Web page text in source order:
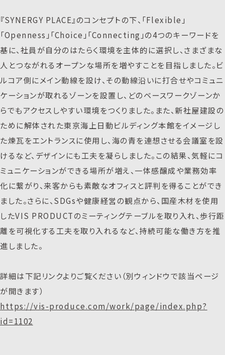
『SYNERGY PLACE』のコンセプトの下、「Flexible」
「Openness」「Choice」「Connecting」の4つのキーワードを
基に、社員が自分のはたらく環境を主体的に選択し、さまざまな
人とつながれるオープンな場所を増やすことを目指しました。ビ
ルコア側にメイン動線を設け、その動線沿いに打合せやコミュニ
ケーションが取れるゾーンを設置し、どのベースワークゾーンか
らでもアクセスしやすい環境をつくりました。また、新社屋建設の
ために解体された東京海上日動ビルディング本館をイメージし
た煉瓦をエントランスに使用し、海の青を連想させる会議室を設
けるなど、デザインにも工夫を凝らしました。この結果、気軽にコ
ミュニケーションができる場所が増え、一体感醸成や業務効率
化に繋がり、来客からも素敵なオフィスと評判を得ることができ
ました。さらに、SDGsや健康経営の観点から、国産木材を使用
したVIS PRODUCTのミーティングテーブルを取り入れ、歩行距
離を可視化する工夫を取り入れるなど、持続可能な働き方を推
進しました。
詳細は下記リンクよりご覧ください（別ウィンドウで該当ページ
が開きます）
https://vis-produce.com/work/page/index.php?
id=1102